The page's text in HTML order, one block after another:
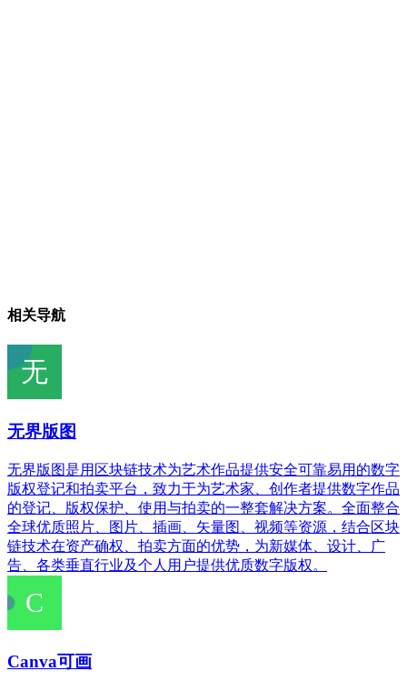
相关导航
无界版图
无界版图是用区块链技术为艺术作品提供安全可靠易用的数字
版权登记和拍卖平台，致力于为艺术家、创作者提供数字作品
的登记、版权保护、使用与拍卖的一整套解决方案。全面整合
全球优质照片、图片、插画、矢量图、视频等资源，结合区块
链技术在资产确权、拍卖方面的优势，为新媒体、设计、广
告、各类垂直行业及个人用户提供优质数字版权。
Canva可画